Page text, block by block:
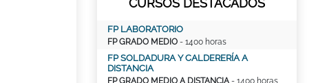
CURSOS DESTACADOS
FP LABORATORIO
FP GRADO MEDIO - 1400 horas
FP SOLDADURA Y CALDERERÍA A
DISTANCIA
FP GRADO MEDIO A DISTANCIA- 1400 horas